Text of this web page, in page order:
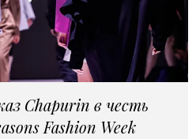
Chapurin в честь
Fashion Week